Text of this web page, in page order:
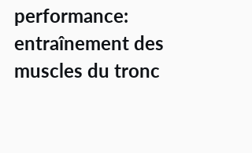
performance:
entraînement des
muscles du tronc